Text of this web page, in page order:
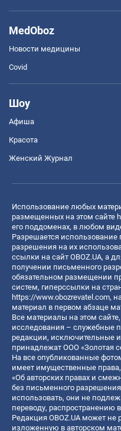
MedOboz
Новости медицины
Covid
Шоу
Афиша
Красота
Женский Журнал
Использование любых
размещенных на этом сайте
его поддоменах, в любом
Разрешается
разрешения на их
ссылки на сайт OBOZ.UA, а
получении письменного
обязательном размещении
систем, гиперссылки на
https://www.obozrevatel.com,
материал в первом абзаце
Все материалы на этом
исследования – служебные
редакции, исключительные
принадлежат ООО «Золотая
На все опубликованные
имеет имущественные
«Об авторских правах и
без письменного
использовать, они не
переводу, распространению
Редакция OBOZ.UA может не
изложенную в авторском